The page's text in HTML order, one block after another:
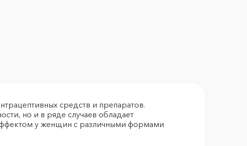
средств и препаратов.
но и в ряде случаев обладает
у женщин с различными формами